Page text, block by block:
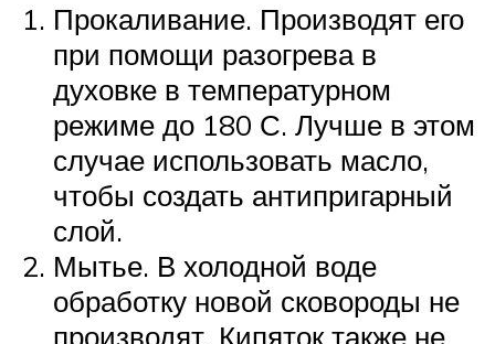
Прокаливание. Производят его
при помощи разогрева в
духовке в температурном
режиме до 180 С. Лучше в этом
случае использовать масло,
чтобы создать антипригарный
слой.
Мытье. В холодной воде
обработку новой сковороды не
производят. Кипяток также не